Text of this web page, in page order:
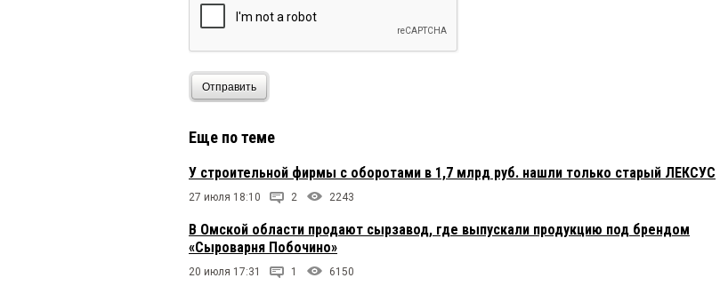
Отправить
Еще по теме
У строительной фирмы с оборотами в 1,7 млрд руб. нашли только старый ЛЕКСУС
27 июля 18:10 2 2243
В Омской области продают сырзавод, где выпускали продукцию под брендом
«Сыроварня Побочино»
20 июля 17:31 1 6150